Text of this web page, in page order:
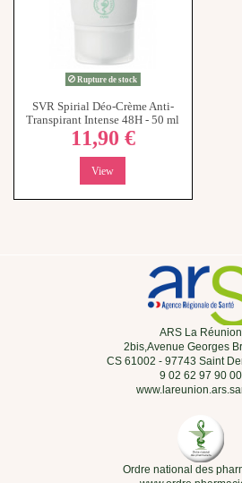
Rupture de stock
SVR Spirial Déo-Crème Anti-
Transpirant Intense 48H - 50 ml
11,90 €
View
ARS La Réunion
2bis,Avenue Georges
CS 61002 - 97743 Saint
9 02 62 97 90 00
Ordre national des